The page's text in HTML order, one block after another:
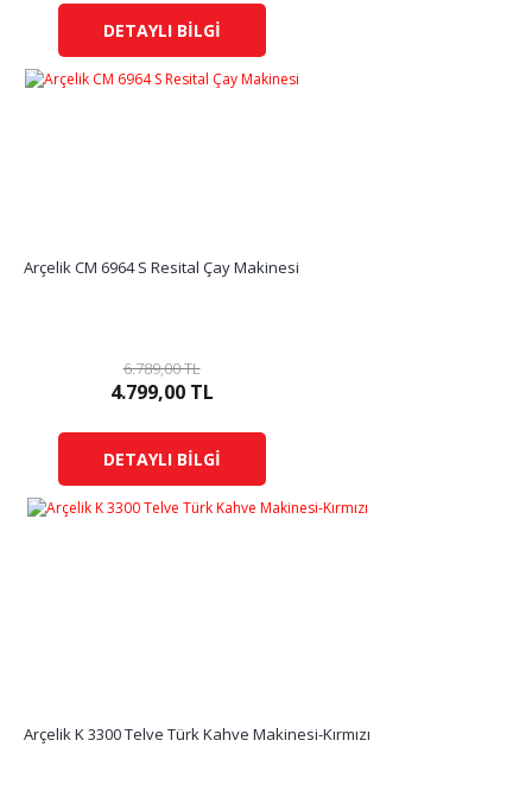
DETAYLI BİLGİ
Arçelik CM 6964 S Resital Çay Makinesi
6.789,00 TL
4.799,00 TL
DETAYLI BİLGİ
Arçelik K 3300 Telve Türk Kahve Makinesi-Kırmızı